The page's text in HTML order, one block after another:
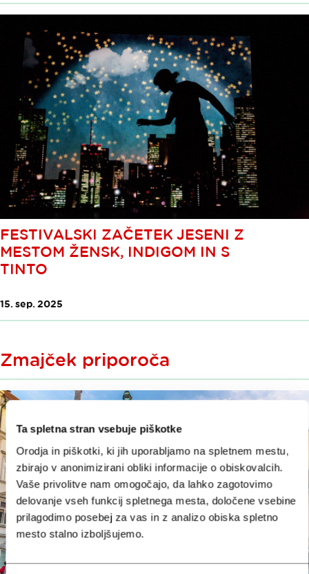
Ta spletna stran vsebuje piškotke
Orodja in piškotki, ki jih uporabljamo na spletnem mestu,
zbirajo v anonimizirani obliki informacije o obiskovalcih.
Vaše privolitve nam omogočajo, da lahko zagotovimo
delovanje vseh funkcij spletnega mesta, določene vsebine
prilagodimo posebej za vas in z analizo obiska spletno
mesto stalno izboljšujemo.
FESTIVALSKI ZAČETEK JESENI Z
MESTOM ŽENSK, INDIGOM IN S
TINTO
15. sep. 2025
Zmajček priporoča